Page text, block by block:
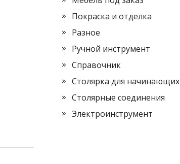
Покраска и отделка
Разное
Ручной инструмент
Справочник
Столярка для начинающих
Столярные соединения
Электроинструмент